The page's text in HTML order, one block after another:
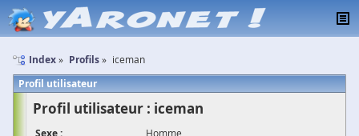
Index Profils iceman
Profil utilisateur
Profil utilisateur : iceman
Sexe : Homme